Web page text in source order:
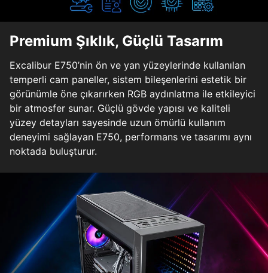
Premium Şıklık, Güçlü Tasarım
Excalibur E750’nin ön ve yan yüzeylerinde kullanılan
temperli cam paneller, sistem bileşenlerini estetik bir
görünümle öne çıkarırken RGB aydınlatma ile etkileyici
bir atmosfer sunar. Güçlü gövde yapısı ve kaliteli
yüzey detayları sayesinde uzun ömürlü kullanım
deneyimi sağlayan E750, performans ve tasarımı aynı
noktada buluşturur.